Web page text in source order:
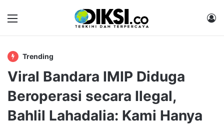
Menu
Trending
Viral Bandara IMIP Diduga
Beroperasi secara Ilegal,
Bahlil Lahadalia: Kami Hanya